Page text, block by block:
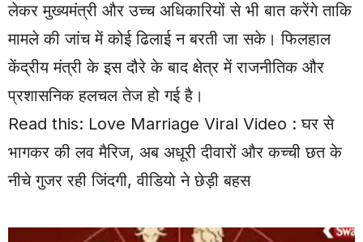
लेकर मुख्यमंत्री और उच्च अधिकारियों से भी बात करेंगे ताकि
मामले की जांच में कोई ढिलाई न बरती जा सके। फिलहाल
केंद्रीय मंत्री के इस दौरे के बाद क्षेत्र में राजनीतिक और
प्रशासनिक हलचल तेज हो गई है।
Read this: Love Marriage Viral Video : घर से
भागकर की लव मैरिज, अब अधूरी दीवारों और कच्ची छत के
नीचे गुजर रही जिंदगी, वीडियो ने छेड़ी बहस